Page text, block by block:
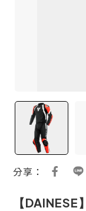
分享：
【